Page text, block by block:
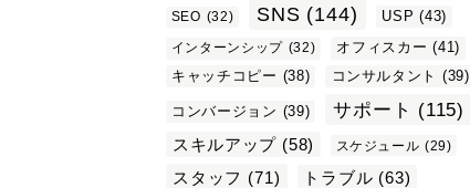
SEO (32) SNS (144) USP (43)
インターンシップ (32) オフィスカー (41)
キャッチコピー (38) コンサルタント (39)
コンバージョン (39) サポート (115)
スキルアップ (58) スケジュール (29)
スタッフ (71) トラブル (63)